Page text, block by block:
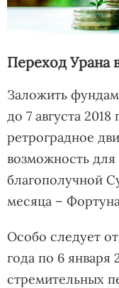
Переход Урана
Заложить
до 7 августа
ретроградное
возможность
благополучной
месяца –
Особо следует
года по 6 января
стремительных